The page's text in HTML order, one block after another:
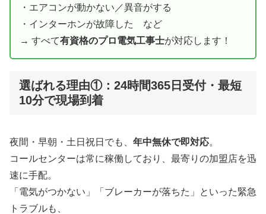
・エアコンが動かない／異音がする
・インターホンが故障した など
→ すべて有資格のプロ電気工事士が対応します！
選ばれる理由①：24時間365日受付・最短
10分で現場到着
夜間・早朝・土日祝日でも、 年中無休で即対応。
コールセンターは常に稼働しており、最寄りの加盟店を迅
速に手配。
「電気がつかない」「ブレーカーが落ちた」といった緊急
トラブルも、